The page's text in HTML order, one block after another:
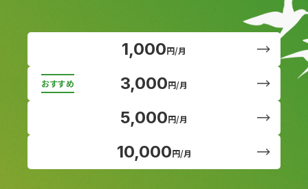
1,000円/月
3,000円/月
5,000円/月
10,000円/月